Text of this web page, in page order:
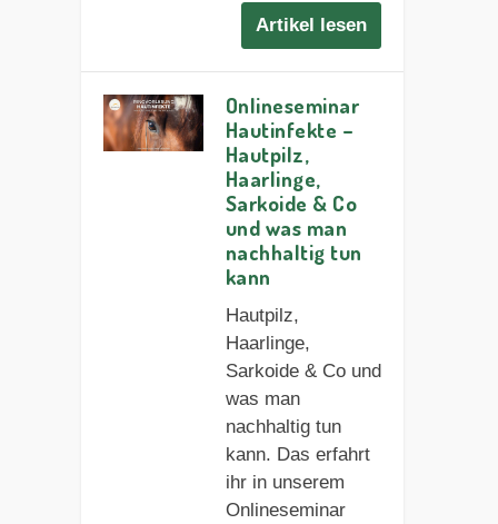
Artikel lesen
Onlineseminar
Hautinfekte –
Hautpilz,
Haarlinge,
Sarkoide & Co
und was man
nachhaltig tun
kann
Hautpilz,
Haarlinge,
Sarkoide & Co und
was man
nachhaltig tun
kann. Das erfahrt
ihr in unserem
Onlineseminar